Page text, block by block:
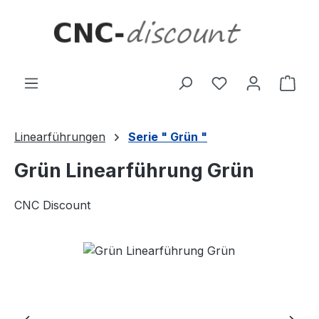
Linearführungen Serie " Grün "
Grün Linearführung Grün
CNC Discount
Bildergalerie überspringen